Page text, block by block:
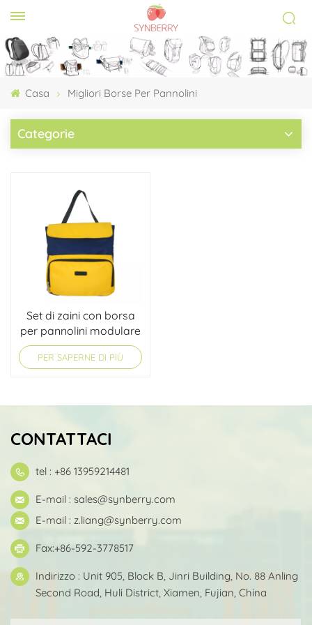
Casa Migliori Borse Per Pannolini
Categorie
Set di zaini con borsa
per pannolini modulare
convertibile
PER SAPERNE DI PIÙ
CONTATTACI
tel : +86 13959214481
E-mail : sales@synberry.com
E-mail : z.liang@synberry.com
Fax:+86-592-3778517
Indirizzo : Unit 905, Block B, Jinri Building, No. 88 Anling
Second Road, Huli District, Xiamen, Fujian, China